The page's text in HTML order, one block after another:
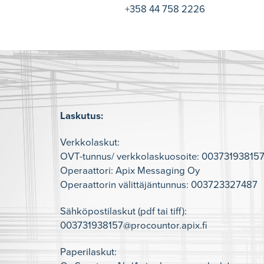
+358 44 758 2226
Laskutus:
Verkkolaskut:
OVT-tunnus/ verkkolaskuosoite: 003731938157
Operaattori: Apix Messaging Oy
Operaattorin välittäjäntunnus: 003723327487
Sähköpostilaskut (pdf tai tiff):
003731938157@procountor.apix.fi
Paperilaskut: